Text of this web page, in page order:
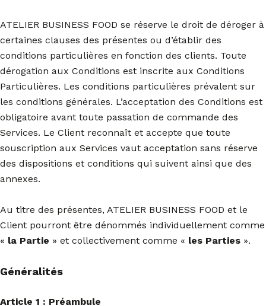
ATELIER BUSINESS FOOD se réserve le droit de déroger à
certaines clauses des présentes ou d’établir des
conditions particulières en fonction des clients. Toute
dérogation aux Conditions est inscrite aux Conditions
Particulières. Les conditions particulières prévalent sur
les conditions générales. L’acceptation des Conditions est
obligatoire avant toute passation de commande des
Services. Le Client reconnaît et accepte que toute
souscription aux Services vaut acceptation sans réserve
des dispositions et conditions qui suivent ainsi que des
annexes.
Au titre des présentes, ATELIER BUSINESS FOOD et le
Client pourront être dénommés individuellement comme
« la Partie » et collectivement comme « les Parties ».
Généralités
Article 1 : Préambule